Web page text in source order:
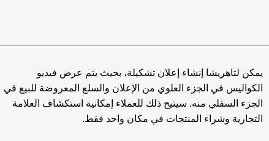
يمكن لتاهريشا إنشاء إعلان تشكيلة، بحيث يتم عرض فيديو
الكواليس في الجزء العلوي من الإعلان والسلع المعروضة للبيع في
الجزء السفلي منه. سيتيح ذلك للعملاء إمكانية استكشاف العلامة
التجارية وشراء المنتجات في مكان واحد فقط.